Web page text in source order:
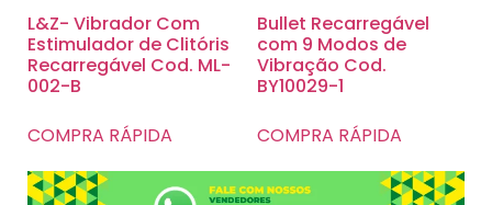
L&Z- Vibrador Com
Estimulador de Clitóris
Recarregável Cod. ML-
002-B
COMPRA RÁPIDA
Bullet Recarregável
com 9 Modos de
Vibração Cod.
BY10029-1
COMPRA RÁPIDA